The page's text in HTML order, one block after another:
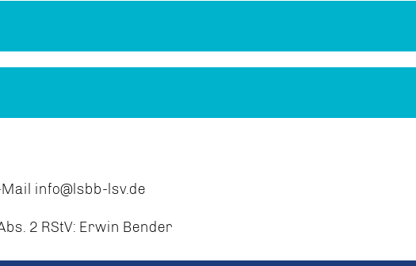
info@lsbb-lsv.de
2 RStV: Erwin Bender